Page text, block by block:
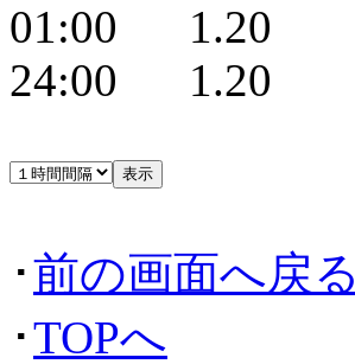
01:00 1.20
24:00 1.20
･前の画面へ戻る
･TOPへ